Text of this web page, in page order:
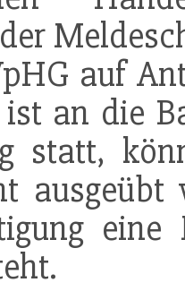
auf
ist an die
statt,